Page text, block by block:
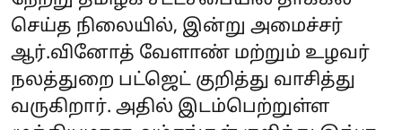
செய்த நிலையில், இன்று அமைச்சர்
ஆர்.வினோத் வேளாண் மற்றும் உழவர்
நலத்துறை பட்ஜெட் குறித்து வாசித்து
வருகிறார். அதில் இடம்பெற்றுள்ள